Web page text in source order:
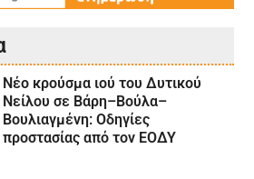
Νέο κρούσμα ιού του Δυτικού
Νείλου σε Βάρη–Βούλα–
Βουλιαγμένη: Οδηγίες
προστασίας από τον ΕΟΔΥ